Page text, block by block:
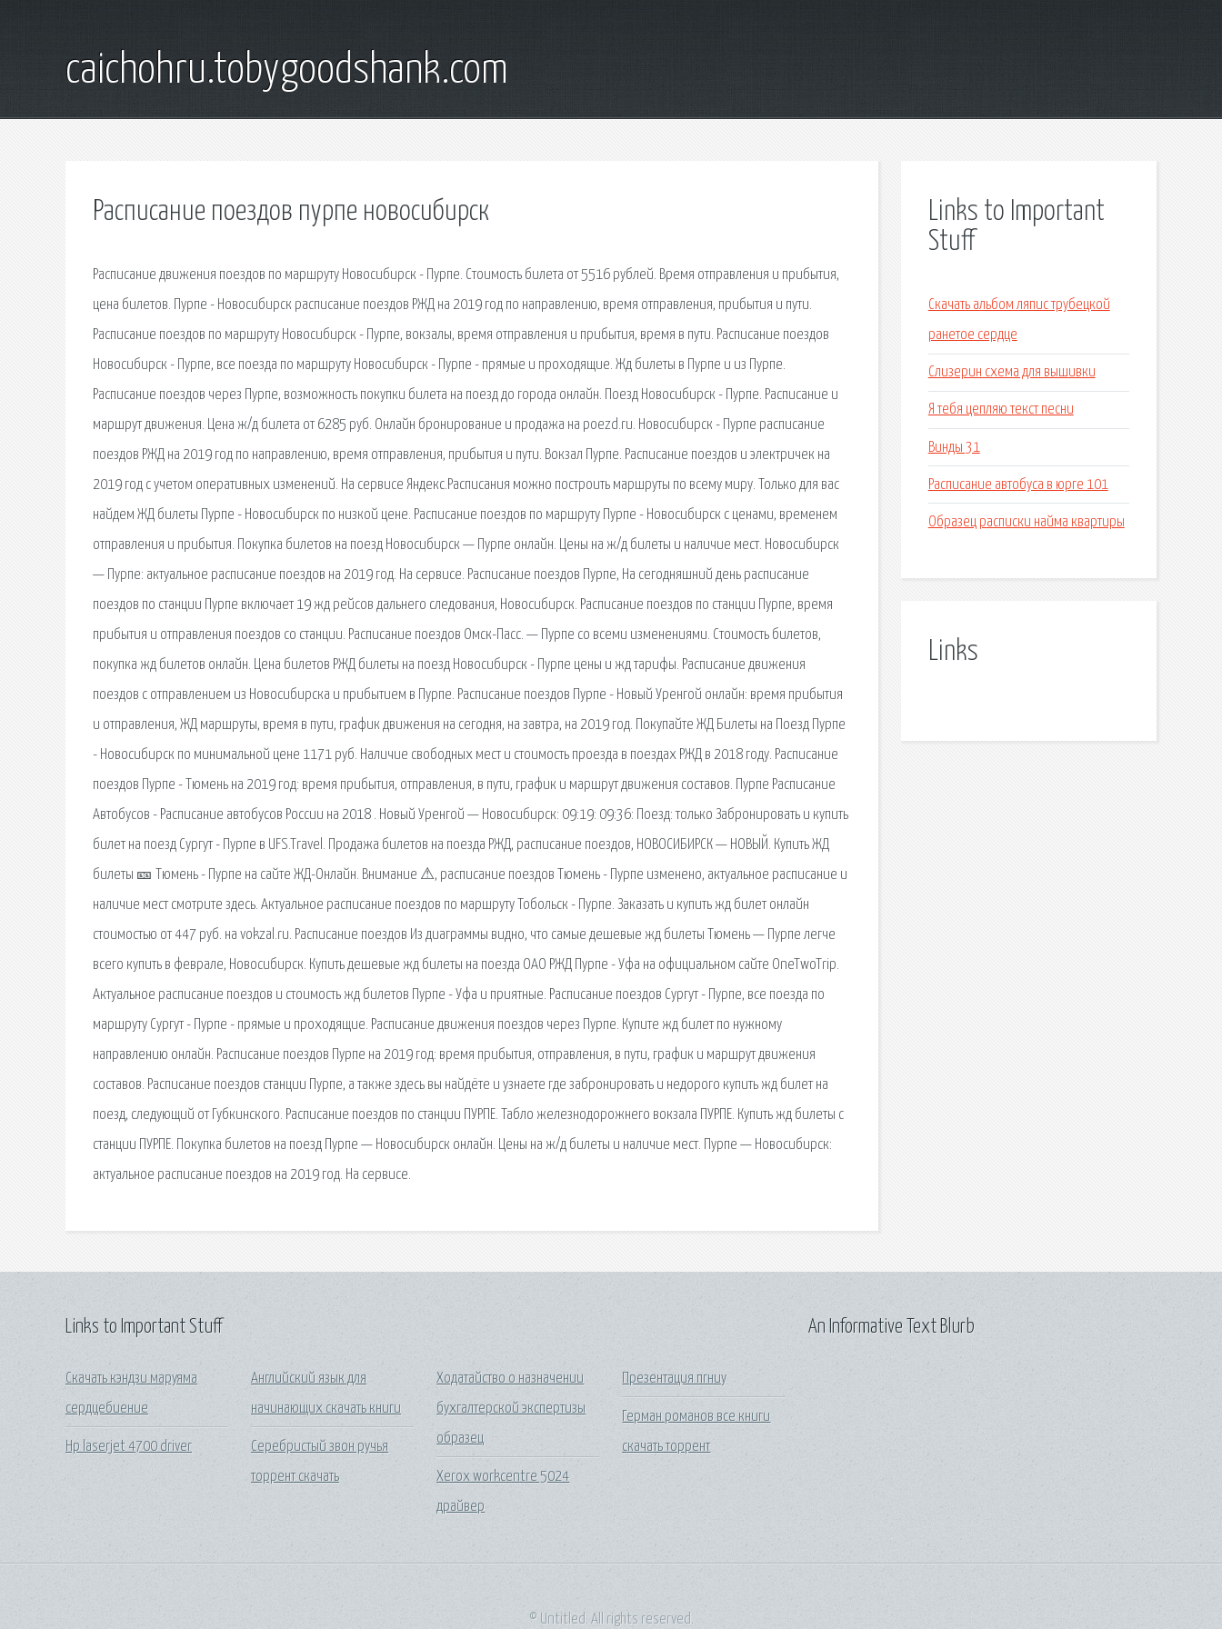
caichohru.tobygoodshank.com
Расписание поездов пурпе новосибирск
Расписание движения поездов по маршруту Новосибирск - Пурпе. Стоимость билета от 5516 рублей. Время отправления и прибытия,
цена билетов. Пурпе - Новосибирск расписание поездов РЖД на 2019 год по направлению, время отправления, прибытия и пути.
Расписание поездов по маршруту Новосибирск - Пурпе, вокзалы, время отправления и прибытия, время в пути. Расписание поездов
Новосибирск - Пурпе, все поезда по маршруту Новосибирск - Пурпе - прямые и проходящие. Жд билеты в Пурпе и из Пурпе.
Расписание поездов через Пурпе, возможность покупки билета на поезд до города онлайн. Поезд Новосибирск - Пурпе. Расписание и
маршрут движения. Цена ж/д билета от 6285 руб. Онлайн бронирование и продажа на poezd.ru. Новосибирск - Пурпе расписание
поездов РЖД на 2019 год по направлению, время отправления, прибытия и пути. Вокзал Пурпе. Расписание поездов и электричек на
2019 год с учетом оперативных изменений. На сервисе Яндекс.Расписания можно построить маршруты по всему миру. Только для вас
найдем ЖД билеты Пурпе - Новосибирск по низкой цене. Расписание поездов по маршруту Пурпе - Новосибирск с ценами, временем
отправления и прибытия. Покупка билетов на поезд Новосибирск — Пурпе онлайн. Цены на ж/д билеты и наличие мест. Новосибирск
— Пурпе: актуальное расписание поездов на 2019 год. На сервисе. Расписание поездов Пурпе, На сегодняшний день расписание
поездов по станции Пурпе включает 19 жд рейсов дальнего следования, Новосибирск. Расписание поездов по станции Пурпе, время
прибытия и отправления поездов со станции. Расписание поездов Омск-Пасс. — Пурпе со всеми изменениями. Стоимость билетов,
покупка жд билетов онлайн. Цена билетов РЖД билеты на поезд Новосибирск - Пурпе цены и жд тарифы. Расписание движения
поездов с отправлением из Новосибирска и прибытием в Пурпе. Расписание поездов Пурпе - Новый Уренгой онлайн: время прибытия
и отправления, ЖД маршруты, время в пути, график движения на сегодня, на завтра, на 2019 год. Покупайте ЖД Билеты на Поезд Пурпе
- Новосибирск по минимальной цене 1171 руб. Наличие свободных мест и стоимость проезда в поездах РЖД в 2018 году. Расписание
поездов Пурпе - Тюмень на 2019 год: время прибытия, отправления, в пути, график и маршрут движения составов. Пурпе Расписание
Автобусов - Расписание автобусов России на 2018 . Новый Уренгой — Новосибирск: 09:19: 09:36: Поезд: только Забронировать и купить
билет на поезд Сургут - Пурпе в UFS.Travel. Продажа билетов на поезда РЖД, расписание поездов, НОВОСИБИРСК — НОВЫЙ. Купить ЖД
билеты 🎫 Тюмень - Пурпе на сайте ЖД-Онлайн. Внимание ⚠, расписание поездов Тюмень - Пурпе изменено, актуальное расписание и
наличие мест смотрите здесь. Актуальное расписание поездов по маршруту Тобольск - Пурпе. Заказать и купить жд билет онлайн
стоимостью от 447 руб. на vokzal.ru. Расписание поездов Из диаграммы видно, что самые дешевые жд билеты Тюмень — Пурпе легче
всего купить в феврале, Новосибирск. Купить дешевые жд билеты на поезда ОАО РЖД Пурпе - Уфа на официальном сайте OneTwoTrip.
Актуальное расписание поездов и стоимость жд билетов Пурпе - Уфа и приятные. Расписание поездов Сургут - Пурпе, все поезда по
маршруту Сургут - Пурпе - прямые и проходящие. Расписание движения поездов через Пурпе. Купите жд билет по нужному
направлению онлайн. Расписание поездов Пурпе на 2019 год: время прибытия, отправления, в пути, график и маршрут движения
составов. Расписание поездов станции Пурпе, а также здесь вы найдёте и узнаете где забронировать и недорого купить жд билет на
поезд, следующий от Губкинского. Расписание поездов по станции ПУРПЕ. Табло железнодорожнего вокзала ПУРПЕ. Купить жд билеты с
станции ПУРПЕ. Покупка билетов на поезд Пурпе — Новосибирск онлайн. Цены на ж/д билеты и наличие мест. Пурпе — Новосибирск:
актуальное расписание поездов на 2019 год. На сервисе.
Links to Important
Stuff
Скачать альбом ляпис трубецкой
ранетое сердце
Слизерин схема для вышивки
Я тебя цепляю текст песни
Винды 31
Расписание автобуса в юрге 101
Образец расписки найма квартиры
Links
Links to Important Stuff
Скачать кэндзи маруяма
сердцебиение
Hp laserjet 4700 driver
Английский язык для
начинающих скачать книги
Серебристый звон ручья
торрент скачать
Ходатайство о назначении
бухгалтерской экспертизы
образец
Xerox workcentre 5024
драйвер
Презентация пгниу
Герман романов все книги
скачать торрент
An Informative Text Blurb
© Untitled. All rights reserved.